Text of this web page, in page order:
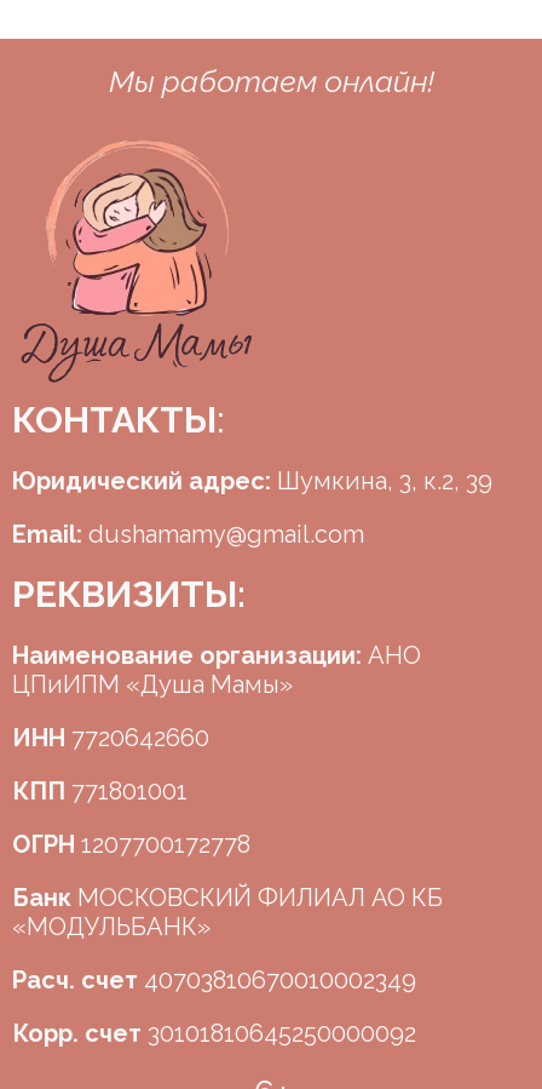
Мы работаем онлайн!
КОНТАКТЫ:
Юридический адрес: Шумкина, 3, к.2, 39
Email: dushamamy@gmail.com
РЕКВИЗИТЫ:
Наименование организации: АНО
ЦПиИПМ «Душа Мамы»
ИНН 7720642660
КПП 771801001
ОГРН 1207700172778
Банк МОСКОВСКИЙ ФИЛИАЛ АО КБ
«МОДУЛЬБАНК»
Расч. счет 40703810670010002349
Корр. счет 30101810645250000092